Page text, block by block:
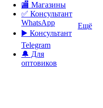
🏬 Магазины
✅️ Консультант
WhatsApp
▶️ Консультант
Telegram
🔔 Для
оптовиков
Ещё